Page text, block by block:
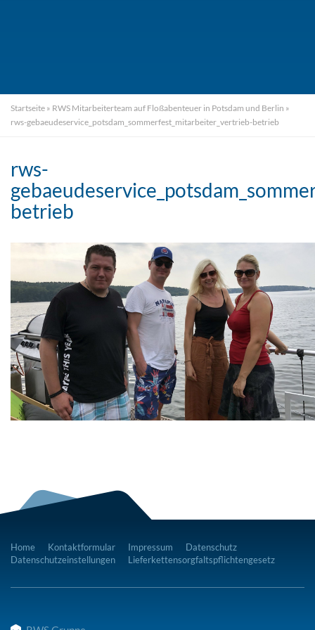
Startseite » RWS Mitarbeiterteam auf Floßabenteuer in Potsdam und Berlin »
rws-gebaeudeservice_potsdam_sommerfest_mitarbeiter_vertrieb-betrieb
rws-
betrieb
Home Kontaktformular Impressum
Datenschutz
Datenschutzeinstellungen
Lieferkettensorgfaltspflichtengesetz